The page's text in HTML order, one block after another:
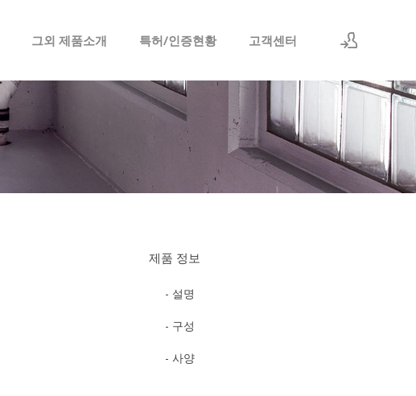
로그인
회원가입
그외 제품소개 특허/인증현황 고객센터
제품 정보
- 설명
- 구성
- 사양